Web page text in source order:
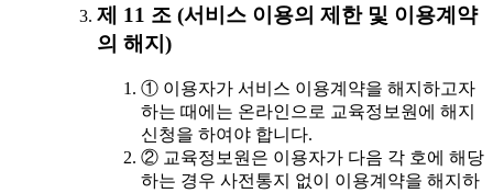
제 11 조 (서비스 이용의 제한 및 이용계약
의 해지)
① 이용자가 서비스 이용계약을 해지하고자
하는 때에는 온라인으로 교육정보원에 해지
신청을 하여야 합니다.
② 교육정보원은 이용자가 다음 각 호에 해당
하는 경우 사전통지 없이 이용계약을 해지하